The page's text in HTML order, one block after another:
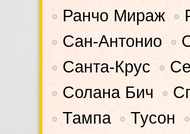
• Ранчо Мираж •
• Сан-Антонио •
• Санта-Крус •
• Солана Бич •
• Тампа • Тусон •